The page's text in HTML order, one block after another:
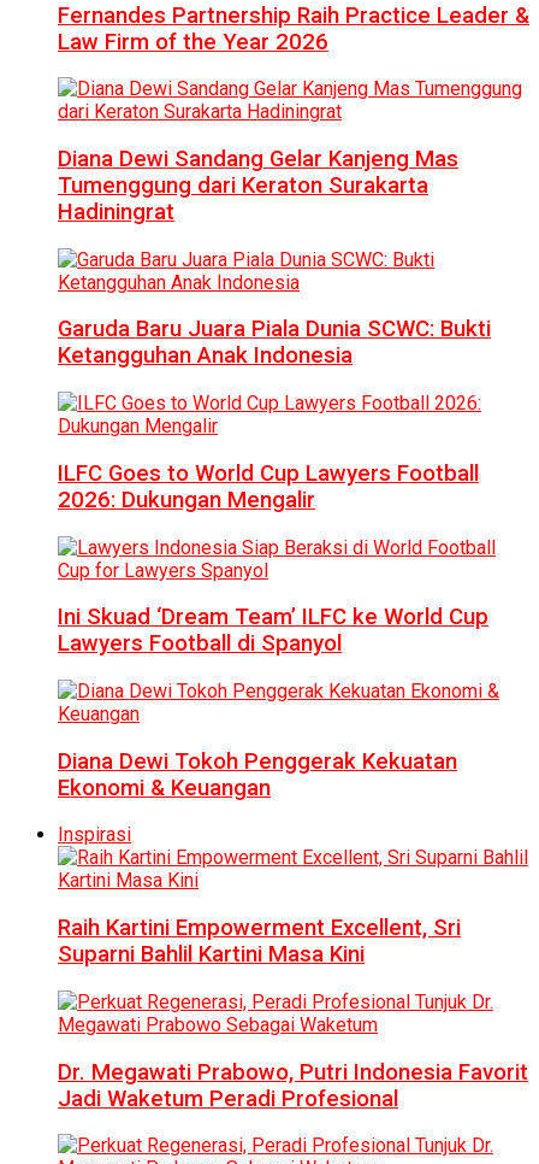
Fernandes Partnership Raih Practice Leader &
Law Firm of the Year 2026
Diana Dewi Sandang Gelar Kanjeng Mas
Tumenggung dari Keraton Surakarta
Hadiningrat
Garuda Baru Juara Piala Dunia SCWC: Bukti
Ketangguhan Anak Indonesia
ILFC Goes to World Cup Lawyers Football
2026: Dukungan Mengalir
Ini Skuad ‘Dream Team’ ILFC ke World Cup
Lawyers Football di Spanyol
Diana Dewi Tokoh Penggerak Kekuatan
Ekonomi & Keuangan
Inspirasi
Raih Kartini Empowerment Excellent, Sri
Suparni Bahlil Kartini Masa Kini
Dr. Megawati Prabowo, Putri Indonesia Favorit
Jadi Waketum Peradi Profesional